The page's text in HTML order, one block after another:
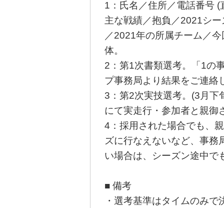
1：氏名／住所／電話番号
主な戦績／抱負／2021シ
／2021年の所属チーム／
体。
2：第1次書類選考。「1の
プ事務局より結果をご連絡
3：第2次実技選考。(3月下
にて実走行・参加者と親御
4：採用された場合でも、
ズに行なえないなど、事務
い場合は、シーズン途中で
■ 備考
・選考基準はタイムのみ